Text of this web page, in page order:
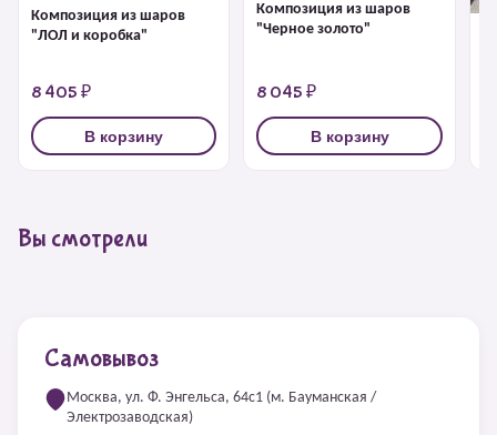
Композиция из шаров
"ЛОЛ и коробка"
8 405 ₽
В корзину
Композиция из шаров
"Черное золото"
8 045 ₽
В корзину
Вы смотрели
Самовывоз
Москва, ул. Ф. Энгельса, 64с1 (м. Бауманская /
Электрозаводская)